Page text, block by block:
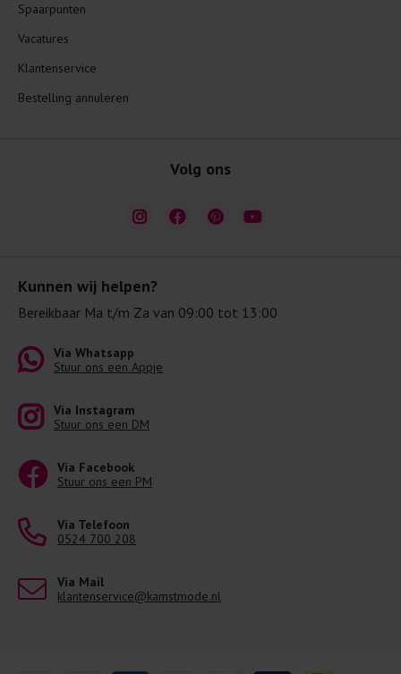
Kunnen wij helpen?
Bereikbaar Ma t/m Za van 09:00 tot 13:00
Via Whatsapp
Stuur ons een Appje
Via Instagram
Stuur ons een DM
Via Facebook
Stuur ons een PM
Via Telefoon
0524 700 208
Via Mail
klantenservice@kamstmode.nl
Spaarpunten
Vacatures
Klantenservice
Bestelling annuleren
Volg ons